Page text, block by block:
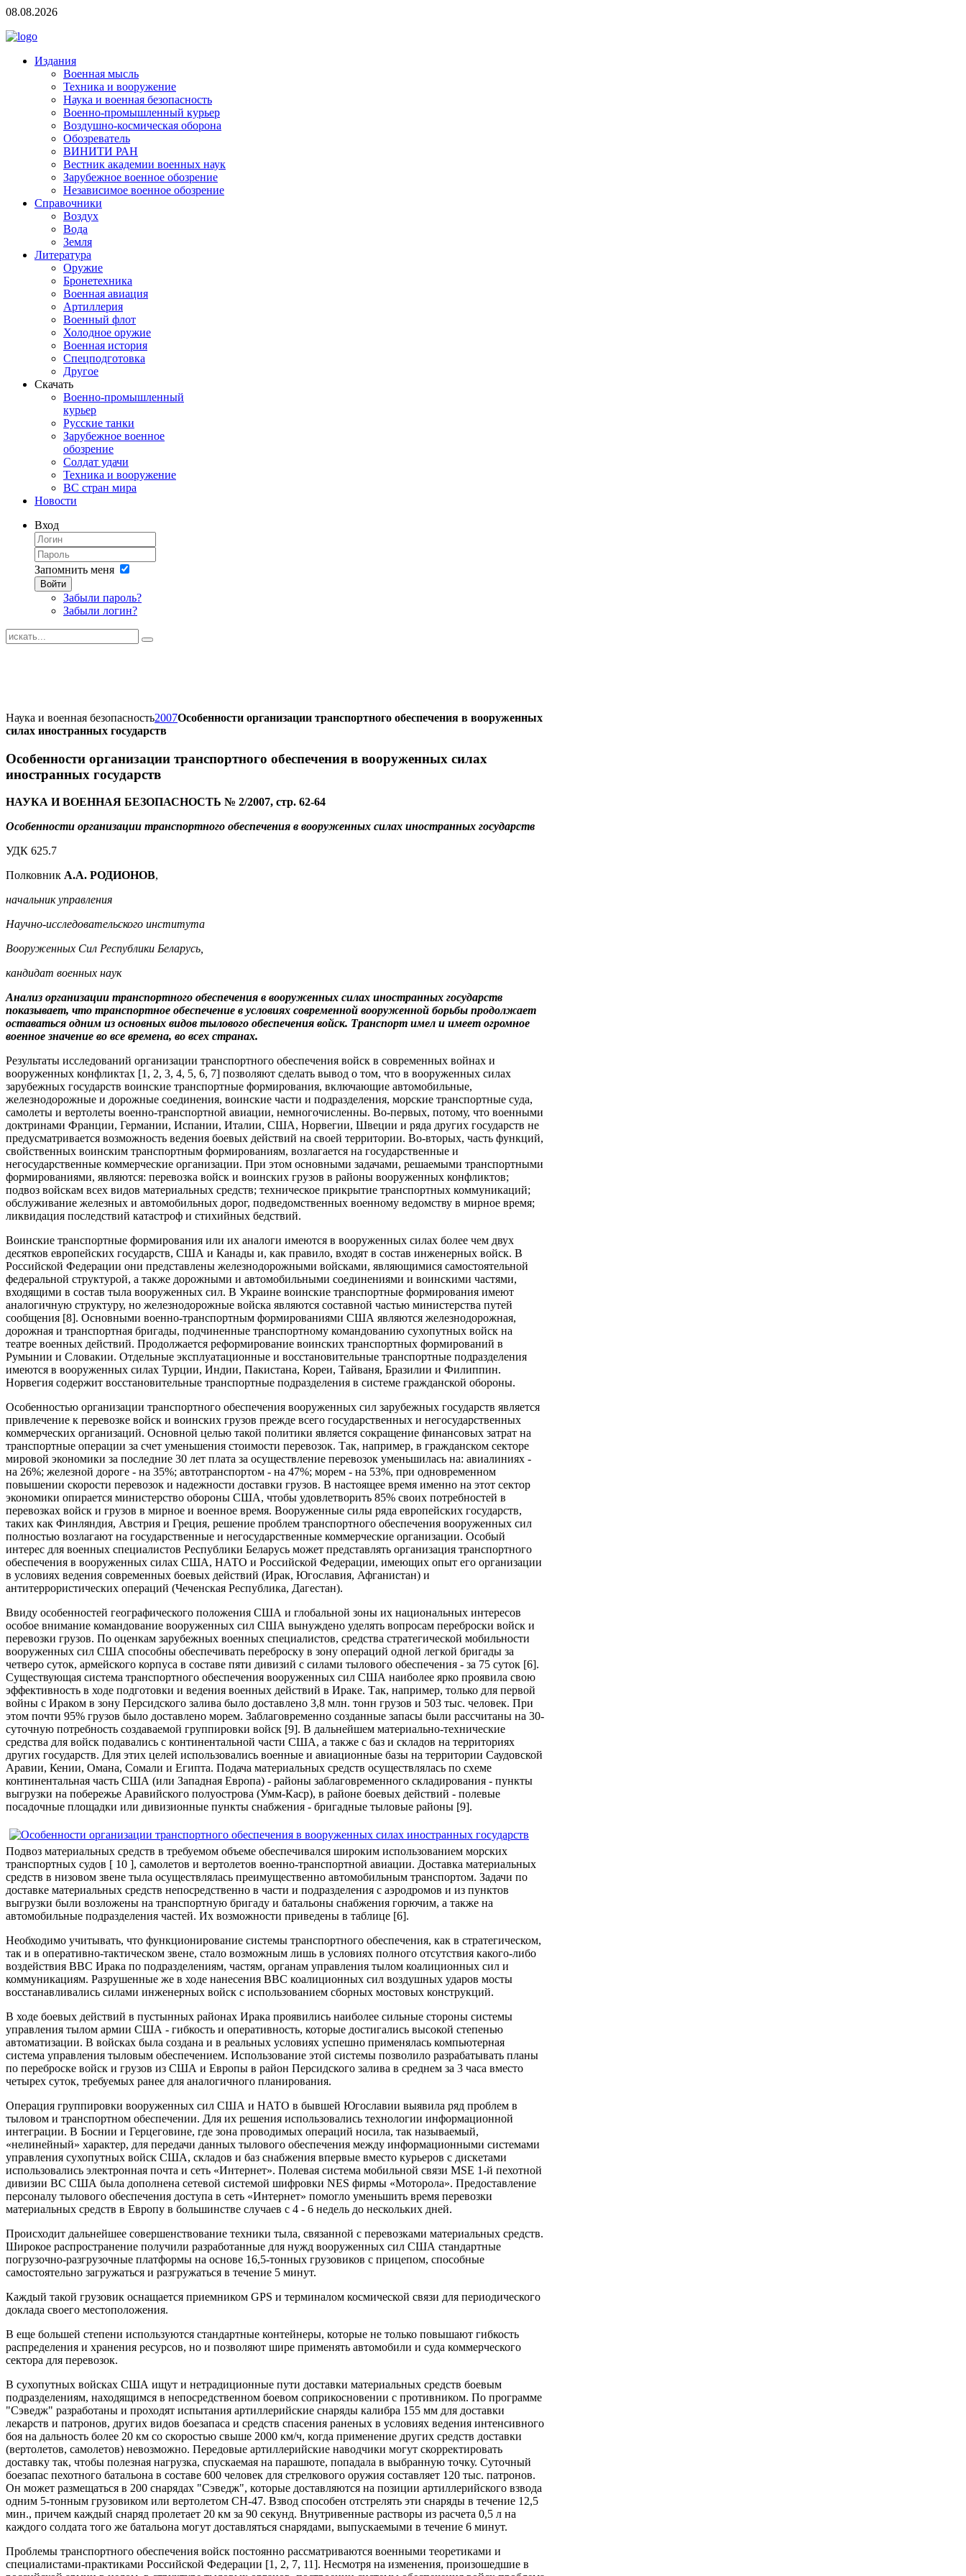
08.08.2026
Издания
Военная мысль
Техника и вооружение
Наука и военная безопасность
Военно-промышленный курьер
Воздушно-космическая оборона
Обозреватель
ВИНИТИ РАН
Вестник академии военных наук
Зарубежное военное обозрение
Независимое военное обозрение
Справочники
Воздух
Вода
Земля
Литература
Оружие
Бронетехника
Военная авиация
Артиллерия
Военный флот
Холодное оружие
Военная история
Спецподготовка
Другое
Скачать
Военно-промышленный
курьер
Русские танки
Зарубежное военное
обозрение
Солдат удачи
Техника и вооружение
ВС стран мира
Новости
Вход
Запомнить меня
Войти
Забыли пароль?
Забыли логин?
Наука и военная безопасность2007Особенности организации транспортного обеспечения в вооруженных
силах иностранных государств
Особенности организации транспортного обеспечения в вооруженных силах
иностранных государств
НАУКА И ВОЕННАЯ БЕЗОПАСНОСТЬ № 2/2007, стр. 62-64
Особенности организации транспортного обеспечения в вооруженных силах иностранных государств
УДК 625.7
Полковник А.А. РОДИОНОВ,
начальник управления
Научно-исследовательского института
Вооруженных Сил Республики Беларусь,
кандидат военных наук
Анализ организации транспортного обеспечения в вооруженных силах иностранных государств
показывает, что транспортное обеспечение в условиях современной вооруженной борьбы продолжает
оставаться одним из основных видов тылового обеспечения войск. Транспорт имел и имеет огромное
военное значение во все времена, во всех странах.
Результаты исследований организации транспортного обеспечения войск в современных войнах и
вооруженных конфликтах [1, 2, 3, 4, 5, 6, 7] позволяют сделать вывод о том, что в вооруженных силах
зарубежных государств воинские транспортные формирования, включающие автомобильные,
железнодорожные и дорожные соединения, воинские части и подразделения, морские транспортные суда,
самолеты и вертолеты военно-транспортной авиации, немногочисленны. Во-первых, потому, что военными
доктринами Франции, Германии, Испании, Италии, США, Норвегии, Швеции и ряда других государств не
предусматривается возможность ведения боевых действий на своей территории. Во-вторых, часть функций,
свойственных воинским транспортным формированиям, возлагается на государственные и
негосударственные коммерческие организации. При этом основными задачами, решаемыми транспортными
формированиями, являются: перевозка войск и воинских грузов в районы вооруженных конфликтов;
подвоз войскам всех видов материальных средств; техническое прикрытие транспортных коммуникаций;
обслуживание железных и автомобильных дорог, подведомственных военному ведомству в мирное время;
ликвидация последствий катастроф и стихийных бедствий.
Воинские транспортные формирования или их аналоги имеются в вооруженных силах более чем двух
десятков европейских государств, США и Канады и, как правило, входят в состав инженерных войск. В
Российской Федерации они представлены железнодорожными войсками, являющимися самостоятельной
федеральной структурой, а также дорожными и автомобильными соединениями и воинскими частями,
входящими в состав тыла вооруженных сил. В Украине воинские транспортные формирования имеют
аналогичную структуру, но железнодорожные войска являются составной частью министерства путей
сообщения [8]. Основными военно-транспортным формированиями США являются железнодорожная,
дорожная и транспортная бригады, подчиненные транспортному командованию сухопутных войск на
театре военных действий. Продолжается реформирование воинских транспортных формирований в
Румынии и Словакии. Отдельные эксплуатационные и восстановительные транспортные подразделения
имеются в вооруженных силах Турции, Индии, Пакистана, Кореи, Тайваня, Бразилии и Филиппин.
Норвегия содержит восстановительные транспортные подразделения в системе гражданской обороны.
Особенностью организации транспортного обеспечения вооруженных сил зарубежных государств является
привлечение к перевозке войск и воинских грузов прежде всего государственных и негосударственных
коммерческих организаций. Основной целью такой политики является сокращение финансовых затрат на
транспортные операции за счет уменьшения стоимости перевозок. Так, например, в гражданском секторе
мировой экономики за последние 30 лет плата за осуществление перевозок уменьшилась на: авиалиниях -
на 26%; железной дороге - на 35%; автотранспортом - на 47%; морем - на 53%, при одновременном
повышении скорости перевозок и надежности доставки грузов. В настоящее время именно на этот сектор
экономики опирается министерство обороны США, чтобы удовлетворить 85% своих потребностей в
перевозках войск и грузов в мирное и военное время. Вооруженные силы ряда европейских государств,
таких как Финляндия, Австрия и Греция, решение проблем транспортного обеспечения вооруженных сил
полностью возлагают на государственные и негосударственные коммерческие организации. Особый
интерес для военных специалистов Республики Беларусь может представлять организация транспортного
обеспечения в вооруженных силах США, НАТО и Российской Федерации, имеющих опыт его организации
в условиях ведения современных боевых действий (Ирак, Югославия, Афганистан) и
антитеррористических операций (Чеченская Республика, Дагестан).
Ввиду особенностей географического положения США и глобальной зоны их национальных интересов
особое внимание командование вооруженных сил США вынуждено уделять вопросам переброски войск и
перевозки грузов. По оценкам зарубежных военных специалистов, средства стратегической мобильности
вооруженных сил США способны обеспечивать переброску в зону операций одной легкой бригады за
четверо суток, армейского корпуса в составе пяти дивизий с силами тылового обеспечения - за 75 суток [6].
Существующая система транспортного обеспечения вооруженных сил США наиболее ярко проявила свою
эффективность в ходе подготовки и ведения военных действий в Ираке. Так, например, только для первой
войны с Ираком в зону Персидского залива было доставлено 3,8 млн. тонн грузов и 503 тыс. человек. При
этом почти 95% грузов было доставлено морем. Заблаговременно созданные запасы были рассчитаны на 30-
суточную потребность создаваемой группировки войск [9]. В дальнейшем материально-технические
средства для войск подавались с континентальной части США, а также с баз и складов на территориях
других государств. Для этих целей использовались военные и авиационные базы на территории Саудовской
Аравии, Кении, Омана, Сомали и Египта. Подача материальных средств осуществлялась по схеме
континентальная часть США (или Западная Европа) - районы заблаговременного складирования - пункты
выгрузки на побережье Аравийского полуострова (Умм-Каср), в районе боевых действий - полевые
посадочные площадки или дивизионные пункты снабжения - бригадные тыловые районы [9].
Подвоз материальных средств в требуемом объеме обеспечивался широким использованием морских
транспортных судов [ 10 ], самолетов и вертолетов военно-транспортной авиации. Доставка материальных
средств в низовом звене тыла осуществлялась преимущественно автомобильным транспортом. Задачи по
доставке материальных средств непосредственно в части и подразделения с аэродромов и из пунктов
выгрузки были возложены на транспортную бригаду и батальоны снабжения горючим, а также на
автомобильные подразделения частей. Их возможности приведены в таблице [6].
Необходимо учитывать, что функционирование системы транспортного обеспечения, как в стратегическом,
так и в оперативно-тактическом звене, стало возможным лишь в условиях полного отсутствия какого-либо
воздействия ВВС Ирака по подразделениям, частям, органам управления тылом коалиционных сил и
коммуникациям. Разрушенные же в ходе нанесения ВВС коалиционных сил воздушных ударов мосты
восстанавливались силами инженерных войск с использованием сборных мостовых конструкций.
В ходе боевых действий в пустынных районах Ирака проявились наиболее сильные стороны системы
управления тылом армии США - гибкость и оперативность, которые достигались высокой степенью
автоматизации. В войсках была создана и в реальных условиях успешно применялась компьютерная
система управления тыловым обеспечением. Использование этой системы позволило разрабатывать планы
по переброске войск и грузов из США и Европы в район Персидского залива в среднем за 3 часа вместо
четырех суток, требуемых ранее для аналогичного планирования.
Операция группировки вооруженных сил США и НАТО в бывшей Югославии выявила ряд проблем в
тыловом и транспортном обеспечении. Для их решения использовались технологии информационной
интеграции. В Боснии и Герцеговине, где зона проводимых операций носила, так называемый,
«нелинейный» характер, для передачи данных тылового обеспечения между информационными системами
управления сухопутных войск США, складов и баз снабжения впервые вместо курьеров с дискетами
использовались электронная почта и сеть «Интернет». Полевая система мобильной связи MSE 1-й пехотной
дивизии ВС США была дополнена сетевой системой шифровки NES фирмы «Моторола». Предоставление
персоналу тылового обеспечения доступа в сеть «Интернет» помогло уменьшить время перевозки
материальных средств в Европу в большинстве случаев с 4 - 6 недель до нескольких дней.
Происходит дальнейшее совершенствование техники тыла, связанной с перевозками материальных средств.
Широкое распространение получили разработанные для нужд вооруженных сил США стандартные
погрузочно-разгрузочные платформы на основе 16,5-тонных грузовиков с прицепом, способные
самостоятельно загружаться и разгружаться в течение 5 минут.
Каждый такой грузовик оснащается приемником GPS и терминалом космической связи для периодического
доклада своего местоположения.
В еще большей степени используются стандартные контейнеры, которые не только повышают гибкость
распределения и хранения ресурсов, но и позволяют шире применять автомобили и суда коммерческого
сектора для перевозок.
В сухопутных войсках США ищут и нетрадиционные пути доставки материальных средств боевым
подразделениям, находящимся в непосредственном боевом соприкосновении с противником. По программе
"Сэведж" разработаны и проходят испытания артиллерийские снаряды калибра 155 мм для доставки
лекарств и патронов, других видов боезапаса и средств спасения раненых в условиях ведения интенсивного
боя на дальность более 20 км со скоростью свыше 2000 км/ч, когда применение других средств доставки
(вертолетов, самолетов) невозможно. Передовые артиллерийские наводчики могут скорректировать
доставку так, чтобы полезная нагрузка, спускаемая на парашюте, попадала в выбранную точку. Суточный
боезапас пехотного батальона в составе 600 человек для стрелкового оружия составляет 120 тыс. патронов.
Он может размещаться в 200 снарядах "Сэведж", которые доставляются на позиции артиллерийского взвода
одним 5-тонным грузовиком или вертолетом СН-47. Взвод способен отстрелять эти снаряды в течение 12,5
мин., причем каждый снаряд пролетает 20 км за 90 секунд. Внутривенные растворы из расчета 0,5 л на
каждого солдата того же батальона могут доставляться снарядами, выпускаемыми в течение 6 минут.
Проблемы транспортного обеспечения войск постоянно рассматриваются военными теоретиками и
специалистами-практиками Российской Федерации [1, 2, 7, 11]. Несмотря на изменения, произошедшие в